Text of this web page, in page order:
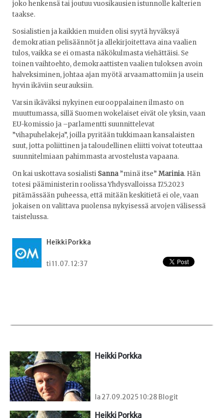
joko henkensä tai joutuu vuosikausien istunnolle kalterien
taakse.
Sosialistien ja kaikkien muiden olisi syytä hyväksyä
demokratian pelisäännöt ja allekirjoitettava aina vaalien
tulos, vaikka se ei omasta näkökulmasta viehättäisi. Se
toinen vaihtoehto, demokraattisten vaalien tuloksen avoin
halveksiminen, johtaa ajan myötä arvaamattomiin ja usein
hyvin ikäviin seurauksiin.
Varsin ikäväksi nykyinen eurooppalainen ilmasto on
muuttumassa, sillä Suomen wokelaiset eivät ole yksin, vaan
EU-komissio ja –parlamentti suunnittelevat
”vihapuhelakeja”, joilla pyritään tukkimaan kansalaisten
suut, jotta poliittinen ja taloudellinen eliitti voivat toteuttaa
suunnitelmiaan pahimmasta arvostelusta vapaana.
On kai uskottava sosialisti Sanna”minä itse” Marinia. Hän
totesi pääministerin roolissa Yhdysvalloissa 17.5.2023
pitämässään puheessa, että mitään keskitietä ei ole, vaan
jokaisen on valittava puolensa nykyisessä arvojen välisessä
taistelussa.
Heikki Porkka
ti 11.07. 12:37
Heikki Porkka
la 27.09.2025 10:28 Blogit
Heikki Porkka